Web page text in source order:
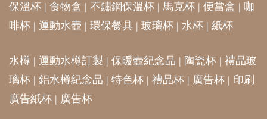
保溫杯 | 食物盒 | 不鏽鋼保溫杯 | 馬克杯 | 便當盒 | 咖
啡杯 | 運動水壺 | 環保餐具 | 玻璃杯 | 水杯 | 紙杯
水樽 | 運動水樽訂製 | 保暖壺紀念品 | 陶瓷杯 | 禮品玻
璃杯 | 鋁水樽紀念品 | 特色杯 | 禮品杯 | 廣告杯 | 印刷
廣告紙杯 | 廣告杯